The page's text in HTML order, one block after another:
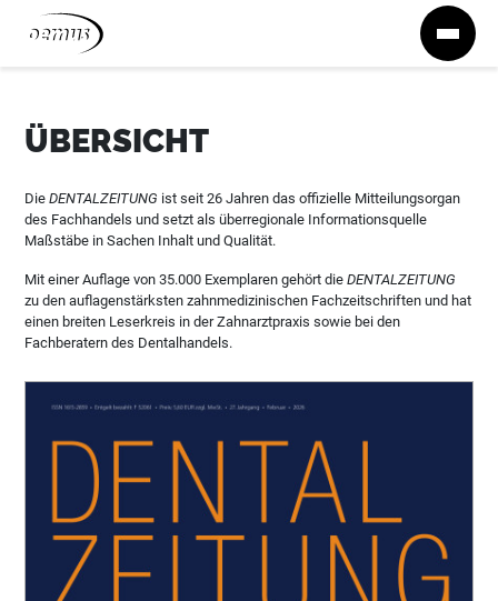
Zum Inhalt springen
ÜBERSICHT
DieDENTALZEITUNG ist seit 26 Jahren das offizielle Mitteilungsorgan
des Fachhandels und setzt als überregionale Informationsquelle
Maßstäbe in Sachen Inhalt und Qualität.
Mit einer Auflage von 35.000 Exemplaren gehört dieDENTALZEITUNG
zu den auflagenstärksten zahnmedizinischen Fachzeitschriften und hat
einen breiten Leserkreis in der Zahnarztpraxis sowie bei den
Fachberatern des Dentalhandels.